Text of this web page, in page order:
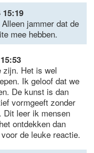
15:19
jammer dat de
mee hebben.
zijn. Het is wel
Ik geloof dat we
De kunst is dan
vormgeeft zonder
Dit leer ik mensen
ontdekken dan
de leuke reactie.